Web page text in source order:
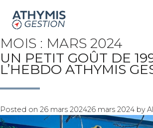
MOIS : MARS 2024
UN PETIT GOÛT DE
L’HEBDO ATHYMIS
Posted on 26 mars 202426 mars 2024 by